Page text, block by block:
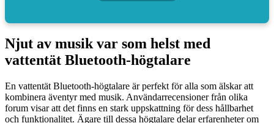
Njut av musik var som helst med
vattentät Bluetooth-högtalare
En vattentät Bluetooth-högtalare är perfekt för alla som älskar att
kombinera äventyr med musik. Användarrecensioner från olika
forum visar att det finns en stark uppskattning för dess hållbarhet
och funktionalitet. Ägare till dessa högtalare delar erfarenheter om